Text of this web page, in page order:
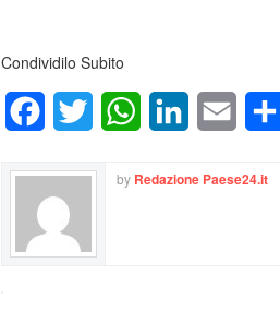
Condividilo Subito
FacebookTwitter WhatsAppLinkedInEmail
by Redazione Paese24.it